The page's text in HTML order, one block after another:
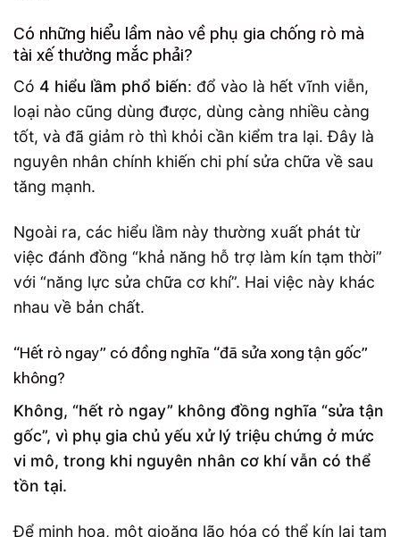
Có những hiểu lầm nào về phụ gia chống rò mà
tài xế thường mắc phải?
Có 4 hiểu lầm phổ biến: đổ vào là hết vĩnh viễn,
loại nào cũng dùng được, dùng càng nhiều càng
tốt, và đã giảm rò thì khỏi cần kiểm tra lại. Đây là
nguyên nhân chính khiến chi phí sửa chữa về sau
tăng mạnh.
Ngoài ra, các hiểu lầm này thường xuất phát từ
việc đánh đồng “khả năng hỗ trợ làm kín tạm thời”
với “năng lực sửa chữa cơ khí”. Hai việc này khác
nhau về bản chất.
“Hết rò ngay” có đồng nghĩa “đã sửa xong tận gốc”
không?
Không, “hết rò ngay” không đồng nghĩa “sửa tận
gốc”, vì phụ gia chủ yếu xử lý triệu chứng ở mức
vi mô, trong khi nguyên nhân cơ khí vẫn có thể
tồn tại.
Để minh họa, một gioăng lão hóa có thể kín lại tạm